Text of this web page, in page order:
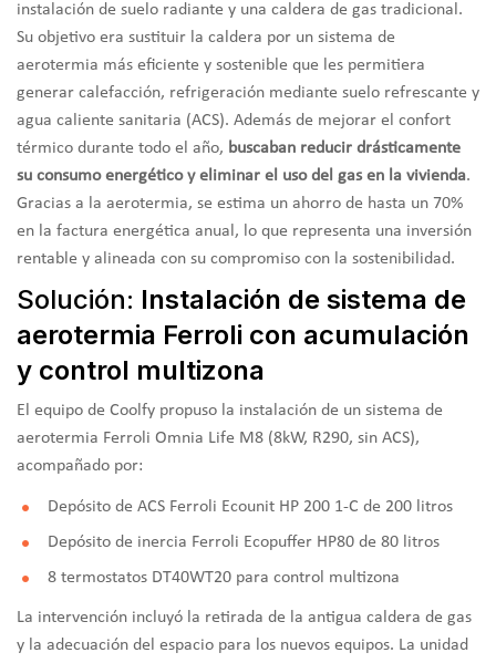
instalación de suelo radiante y una caldera de gas tradicional.
Su objetivo era sustituir la caldera por un sistema de
aerotermia más eficiente y sostenible que les permitiera
generar calefacción, refrigeración mediante suelo refrescante y
agua caliente sanitaria (ACS). Además de mejorar el confort
térmico durante todo el año, buscaban reducir drásticamente
su consumo energético y eliminar el uso del gas en la vivienda.
Gracias a la aerotermia, se estima un ahorro de hasta un 70%
en la factura energética anual, lo que representa una inversión
rentable y alineada con su compromiso con la sostenibilidad.
Solución: Instalación de sistema de
aerotermia Ferroli con acumulación
y control multizona
El equipo de Coolfy propuso la instalación de un sistema de
aerotermia Ferroli Omnia Life M8 (8kW, R290, sin ACS),
acompañado por:
Depósito de ACS Ferroli Ecounit HP 200 1-C de 200 litros
Depósito de inercia Ferroli Ecopuffer HP80 de 80 litros
8 termostatos DT40WT20 para control multizona
La intervención incluyó la retirada de la antigua caldera de gas
y la adecuación del espacio para los nuevos equipos. La unidad